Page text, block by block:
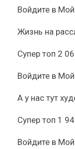
Войдите в
Жизнь на
Супер топ 2
Войдите в
А у нас тут
Супер топ 1
Войдите в